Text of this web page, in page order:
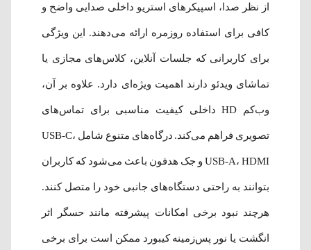
از نظر صدا، اسپیکرهای استریو داخلی صدایی واضح و
کافی برای استفاده روزمره ارائه می‌دهند. این ویژگی
برای کاربرانی که جلسات آنلاین، کلاس‌های مجازی یا
تماشای ویدئو دارند اهمیت ویژه‌ای دارد. علاوه بر آن،
وب‌کم HD داخلی کیفیت مناسبی برای تماس‌های
تصویری فراهم می‌کند. درگاه‌های متنوع شامل USB-C،
USB-A، HDMI و جک هدفون باعث می‌شود که کاربران
بتوانند به راحتی دستگاه‌های جانبی خود را متصل کنند.
هرچند نبود برخی امکانات پیشرفته مانند حسگر اثر
انگشت یا نور پس‌زمینه کیبورد ممکن است برای برخی